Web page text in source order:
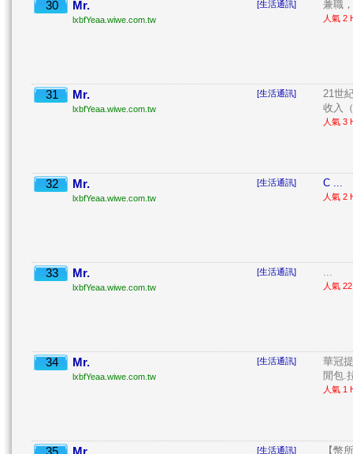
30 Mr.
lxbfYeaa.wiwe.com.tw
[生活通訊] 兼職
人氣 2
31 Mr.
lxbfYeaa.wiwe.com.tw
[生活通訊]
21世
收入
人氣 3
32 Mr.
lxbfYeaa.wiwe.com.tw
[生活通訊] C ...
人氣 2
33 Mr.
lxbfYeaa.wiwe.com.tw
[生活通訊] ...
人氣
34 Mr.
lxbfYeaa.wiwe.com.tw
[生活通訊]
華冠
閒包.
人氣 1
35 Mr. [生活通訊] 【幣